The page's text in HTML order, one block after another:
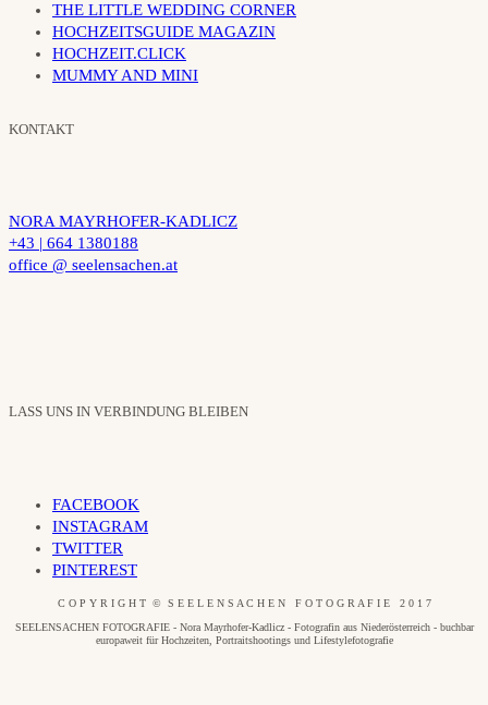
THE LITTLE WEDDING CORNER
HOCHZEITSGUIDE MAGAZIN
HOCHZEIT.CLICK
MUMMY AND MINI
KONTAKT
NORA MAYRHOFER-KADLICZ
+43 | 664 1380188
office @ seelensachen.at
LASS UNS IN VERBINDUNG BLEIBEN
FACEBOOK
INSTAGRAM
TWITTER
PINTEREST
C O P Y R I G H T © S E E L E N S A C H E N F O T O G R A F I E 2 0 1 7
SEELENSACHEN FOTOGRAFIE - Nora Mayrhofer-Kadlicz - Fotografin aus Niederösterreich - buchbar
europaweit für Hochzeiten, Portraitshootings und Lifestylefotografie